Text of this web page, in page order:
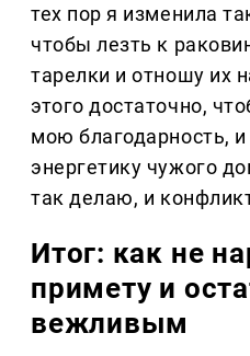
тех пор я изменила
чтобы лезть к
тарелки и отношу их
этого достаточно,
мою благодарность,
энергетику чужого
так делаю, и
Итог: как не
примету и
вежливым